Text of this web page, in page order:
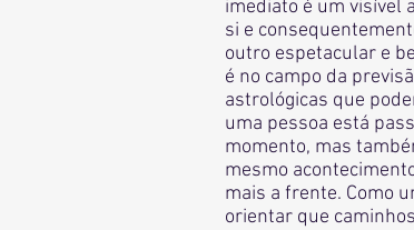
imediato é um visível
si e
outro espetacular e
é no campo da
astrológicas que
uma pessoa está
momento, mas
mesmo
mais a frente. Como
orientar que